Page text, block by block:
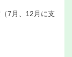
7月、12月に支